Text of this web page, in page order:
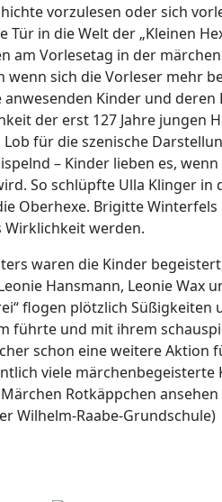
vorzulesen oder sich
Tür in die Welt der „Kleinen
am Vorlesetag in der
wenn sich die Vorleser mehr
Kinder und deren
der erst 127 Jahre jungen
für die szenische
– Kinder lieben es,
So schlüpfte Ulla Klinger in
Oberhexe. Brigitte
Wirklichkeit werden.
waren die Kinder
Hansmann, Leonie Wax
flogen plötzlich
führte und mit ihrem
schon eine weitere Aktion
viele märchenbegeisterte
Rotkäppchen ansehen
Wilhelm-Raabe-Grundschule)